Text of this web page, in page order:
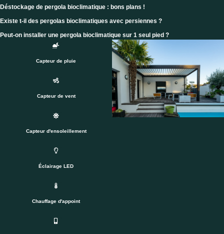
Déstockage de pergola bioclimatique : bons plans !
Existe t-il des pergolas bioclimatiques avec persiennes ?
Peut-on installer une pergola bioclimatique sur 1 seul pied ?
Capteur de pluie
Capteur de vent
Capteur d'ensoleillement
Éclairage LED
Chauffage d'appoint